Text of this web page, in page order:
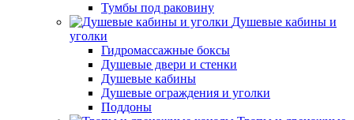
Тумбы под раковину
Душевые кабины и
уголки
Гидромассажные боксы
Душевые двери и стенки
Душевые кабины
Душевые ограждения и уголки
Поддоны